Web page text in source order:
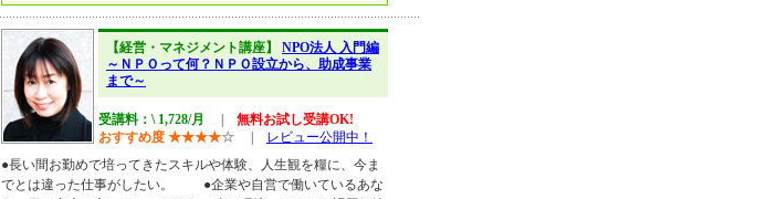
【経営・マネジメント講座】 NPO法人 入門編
～ＮＰＯって何？ＮＰＯ設立から、助成事業
まで～
受講料：\ 1,728/月
無料お試し受講OK!
おすすめ度 ★★★★☆
レビュー公開中！
●長い間お勤めで培ってきたスキルや体験、人生観を糧に、今ま
でとは違った仕事がしたい。 ●企業や自営で働いているあな